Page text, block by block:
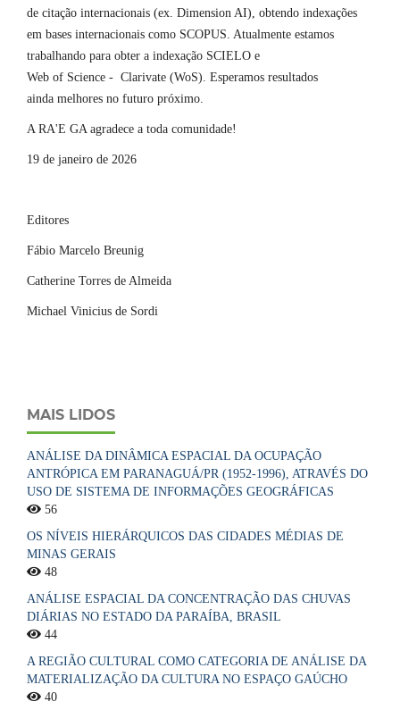
de citação internacionais (ex. Dimension AI), obtendo indexações
em bases internacionais como SCOPUS. Atualmente estamos
trabalhando para obter a indexação SCIELO e
Web of Science - Clarivate (WoS). Esperamos resultados
ainda melhores no futuro próximo.
A RA'E GA agradece a toda comunidade!
19 de janeiro de 2026
Editores
Fábio Marcelo Breunig
Catherine Torres de Almeida
Michael Vinicius de Sordi
MAIS LIDOS
ANÁLISE DA DINÂMICA ESPACIAL DA OCUPAÇÃO
ANTRÓPICA EM PARANAGUÁ/PR (1952-1996), ATRAVÉS DO
USO DE SISTEMA DE INFORMAÇÕES GEOGRÁFICAS
56
OS NÍVEIS HIERÁRQUICOS DAS CIDADES MÉDIAS DE
MINAS GERAIS
48
ANÁLISE ESPACIAL DA CONCENTRAÇÃO DAS CHUVAS
DIÁRIAS NO ESTADO DA PARAÍBA, BRASIL
44
A REGIÃO CULTURAL COMO CATEGORIA DE ANÁLISE DA
MATERIALIZAÇÃO DA CULTURA NO ESPAÇO GAÚCHO
40